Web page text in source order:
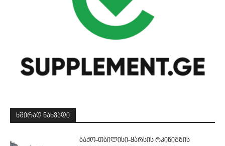
ᲮᲨᲘᲠᲐᲓ ᲜᲐᲮᲕᲐᲓᲘ
ბაქო-თბილისი-ყარსის რკინიგზის